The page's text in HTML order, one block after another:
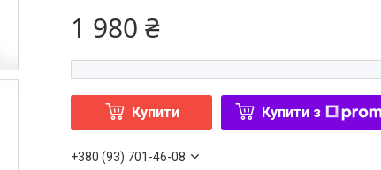
1 980 ₴
Купити Купити з
+380 (93) 701-46-08